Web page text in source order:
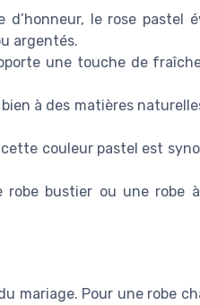
le rose pastel
argentés.
une touche de
à des matières
couleur pastel est
bustier ou une robe
mariage. Pour une robe